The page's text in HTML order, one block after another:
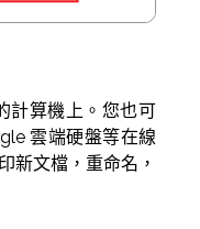
計算機上。您也可
雲端硬盤等在線
新文檔，重命名，